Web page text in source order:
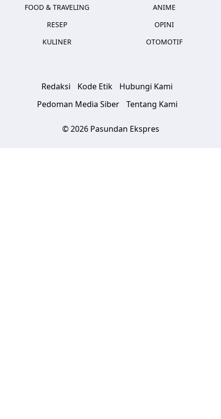
FOOD & TRAVELING
RESEP
KULINER
ANIME
OPINI
OTOMOTIF
Redaksi Kode Etik
Hubungi Kami
Pedoman Media Siber
Tentang Kami
© 2026 Pasundan Ekspres